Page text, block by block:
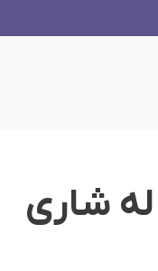
شاری